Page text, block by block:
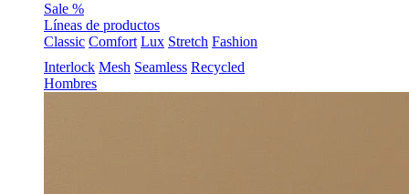
Sale %
Líneas de productos
Classic Comfort Lux Stretch Fashion
Interlock Mesh Seamless Recycled
Hombres